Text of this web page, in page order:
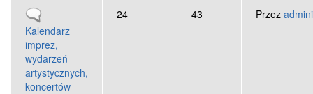
Brak nowych wpisów
Kalendarz
imprez,
wydarzeń
artystycznych,
koncertów
24 43 Przez